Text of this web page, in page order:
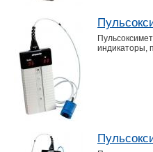
индикаторы,